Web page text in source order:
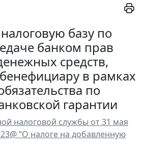
базу по
банком прав
средств,
в рамках
по
гарантии
налоговой службы от 31 мая
“О налоге на добавленную